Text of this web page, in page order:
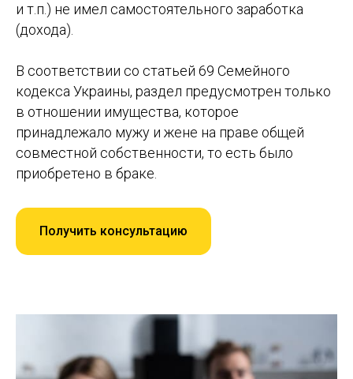
и т.п.) не имел самостоятельного заработка
(дохода).
В соответствии со статьей 69 Семейного
кодекса Украины, раздел предусмотрен только
в отношении имущества, которое
принадлежало мужу и жене на праве общей
совместной собственности, то есть было
приобретено в браке.
Получить консультацию